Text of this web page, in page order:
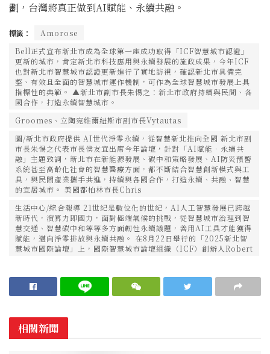
劃，台灣將真正做到AI賦能、永續共融。
標籤：
Amorose
Bell正式宣布新北市成為全球第一座成功取得「ICF智慧城市認證」
更新的城市，肯定新北市科技應用與永續發展的施政成果，今年ICF
也對新北市智慧城市認證更新進行了實地訪視，確認新北市具備完
整、有效且全面的智慧城市運作機制，可作為全球智慧城市發展上具
指標性的典範。 ▲新北市副市長朱惕之：新北市政府持續與民間、各
國合作，打造永續智慧城市。
Groomes、立陶宛維爾紐斯市副市長Vytautas
圖/新北市政府提供 AI世代淨零永續，從智慧新北推向全國 新北市副
市長朱惕之代表市長侯友宜出席今年論壇，針對「AI賦能．永續共
融」主題致詞，新北市在新能源發展、碳中和策略發展、AI防災預警
系統甚至高齡化社會的智慧醫療方面，都不斷結合智慧創新模式與工
具，與民間產業攜手共進，持續與各國合作，打造永續、共融、智慧
的宜居城市。 美國都柏林市長Chris
生活中心/綜合報導 21世紀是數位化的世紀，AI人工智慧發展已跨越
新時代，演算力即國力，面對極端氣候的挑戰，從智慧城市治理到智
慧交通、智慧碳中和等等多方面韌性永續議題，善用AI工具才能獲得
賦能，邁向淨零排放與永續共融。 在8月22日舉行的「2025新北智
慧城市國際論壇」上，國際智慧城市論壇組織（ICF）創辦人Robert
相關新聞